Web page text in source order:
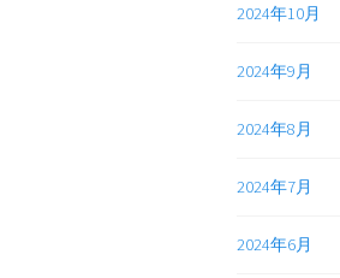
2024年10月
2024年9月
2024年8月
2024年7月
2024年6月